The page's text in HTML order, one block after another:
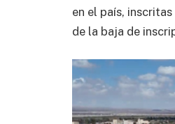
en el país,
de la baja de